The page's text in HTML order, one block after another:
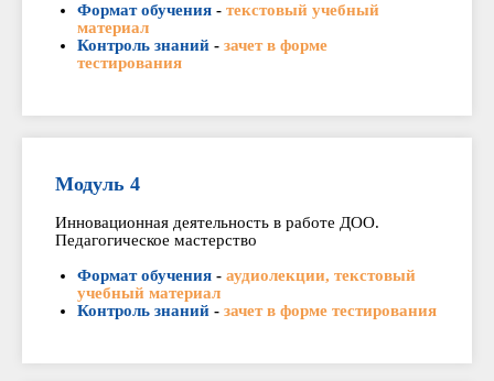
Формат обучения - текстовый учебный
материал
Контроль знаний - зачет в форме
тестирования
Модуль 4
Инновационная деятельность в работе ДОО.
Педагогическое мастерство
Формат обучения - аудиолекции, текстовый
учебный материал
Контроль знаний - зачет в форме тестирования